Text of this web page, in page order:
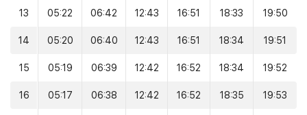
13 05:22 06:42 12:43 16:51 18:33 19:50
14 05:20 06:40 12:43 16:51 18:34 19:51
15 05:19 06:39 12:42 16:52 18:34 19:52
16 05:17 06:38 12:42 16:52 18:35 19:53